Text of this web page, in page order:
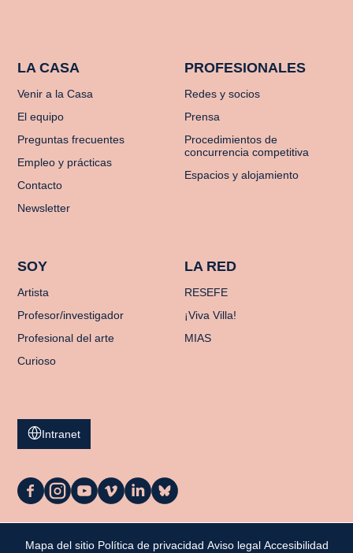
LA CASA
Venir a la Casa
El equipo
Preguntas frecuentes
Empleo y prácticas
Contacto
Newsletter
PROFESIONALES
Redes y socios
Prensa
Procedimientos de
concurrencia competitiva
Espacios y alojamiento
SOY
Artista
Profesor/investigador
Profesional del arte
Curioso
LA RED
RESEFE
¡Viva Villa!
MIAS
Intranet
La
en
Facebook
La
en
Instagram
La
en
YouTube
La
en
Vimeo
La
en
LinkedIn
La
en
Bluesky
Mapa del sitio Política de privacidad Aviso legal Accesibilidad